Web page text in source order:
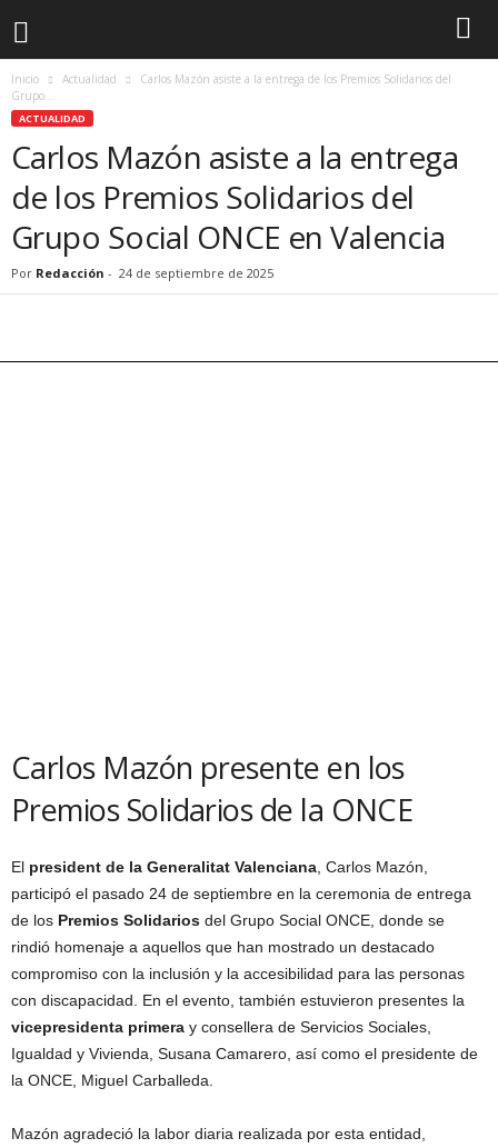
Inicio Actualidad
Carlos Mazón asiste a la entrega de los Premios Solidarios del
Grupo...
ACTUALIDAD
Carlos Mazón asiste a la entrega
de los Premios Solidarios del
Grupo Social ONCE en Valencia
Por Redacción - 24 de septiembre de 2025
Carlos Mazón presente en los
Premios Solidarios de la ONCE
El president de la Generalitat Valenciana, Carlos Mazón,
participó el pasado 24 de septiembre en la ceremonia de entrega
de los Premios Solidarios del Grupo Social ONCE, donde se
rindió homenaje a aquellos que han mostrado un destacado
compromiso con la inclusión y la accesibilidad para las personas
con discapacidad. En el evento, también estuvieron presentes la
vicepresidenta primera y consellera de Servicios Sociales,
Igualdad y Vivienda, Susana Camarero, así como el presidente de
la ONCE, Miguel Carballeda.
Mazón agradeció la labor diaria realizada por esta entidad,